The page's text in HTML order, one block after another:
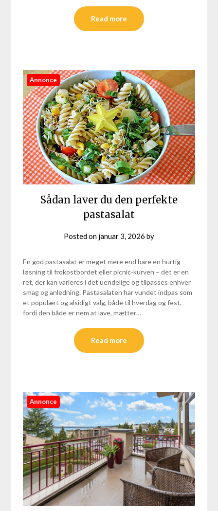
Read more
Annonce
Sådan laver du den perfekte
pastasalat
Posted on januar 3, 2026 by
En god pastasalat er meget mere end bare en hurtig
løsning til frokostbordet eller picnic-kurven – det er en
ret, der kan varieres i det uendelige og tilpasses enhver
smag og anledning. Pastasalaten har vundet indpas som
et populært og alsidigt valg, både til hverdag og fest,
fordi den både er nem at lave, mætter…
Read more
Annonce